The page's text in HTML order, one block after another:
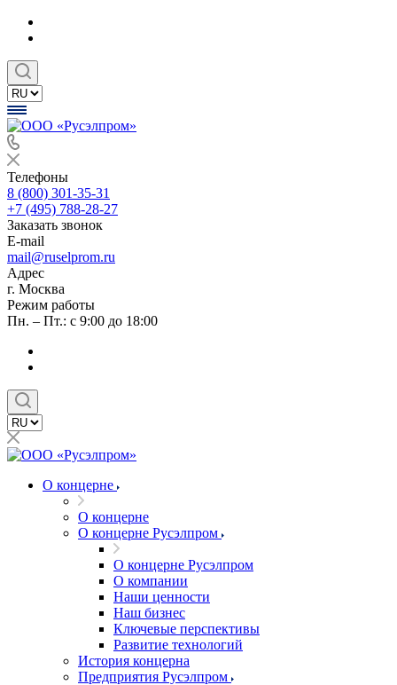
Телефоны
8 (800) 301-35-31
+7 (495) 788-28-27
Заказать звонок
E-mail
mail@ruselprom.ru
Адрес
г. Москва
Режим работы
Пн. – Пт.: с 9:00 до 18:00
О концерне
О концерне
О концерне Русэлпром
О концерне Русэлпром
О компании
Наши ценности
Наш бизнес
Ключевые перспективы
Развитие технологий
История концерна
Предприятия Русэлпром